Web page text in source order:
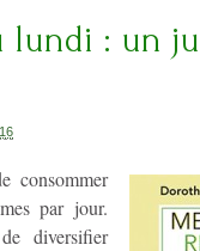
lundi : un
consommer
par jour.
diversifier